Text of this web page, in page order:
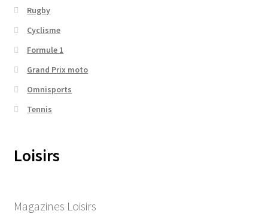
Rugby
Cyclisme
Formule 1
Grand Prix moto
Omnisports
Tennis
Loisirs
Magazines Loisirs